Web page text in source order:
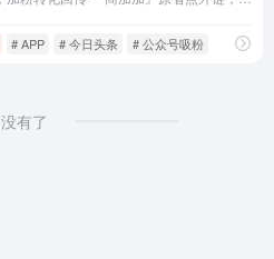
# APP # 今日头条 # 公众号吸粉
没有了